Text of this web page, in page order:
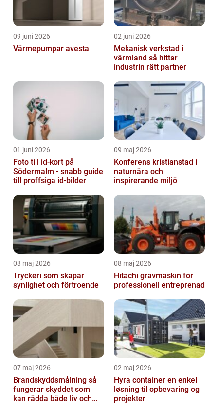
09 juni 2026
Värmepumpar avesta
02 juni 2026
Mekanisk verkstad i
värmland så hittar
industrin rätt partner
01 juni 2026
Foto till id-kort på
Södermalm - snabb guide
till proffsiga id-bilder
09 maj 2026
Konferens kristianstad i
naturnära och
inspirerande miljö
08 maj 2026
Tryckeri som skapar
synlighet och förtroende
08 maj 2026
Hitachi grävmaskin för
professionell entreprenad
07 maj 2026
Brandskyddsmålning så
fungerar skyddet som
kan rädda både liv och
02 maj 2026
Hyra container en enkel
løsning til opbevaring og
projekter